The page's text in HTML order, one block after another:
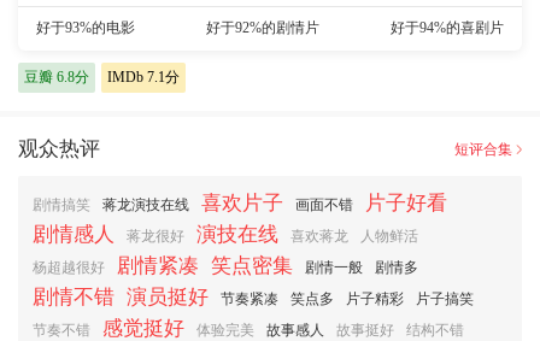
好于93%的电影 好于92%的剧情片 好于94%的喜剧片
豆瓣 6.8分 IMDb 7.1分
观众热评 短评合集
剧情搞笑 蒋龙演技在线 喜欢片子 画面不错
片子好看
剧情感人
蒋龙很好 演技在线 喜欢蒋龙
人物鲜活
杨超越很好
剧情紧凑 笑点密集 剧情一般 剧情多
剧情不错 演员挺好 节奏紧凑 笑点多 片子精彩
片子搞笑
节奏不错
感觉挺好 体验完美 故事感人 故事挺好
结构不错